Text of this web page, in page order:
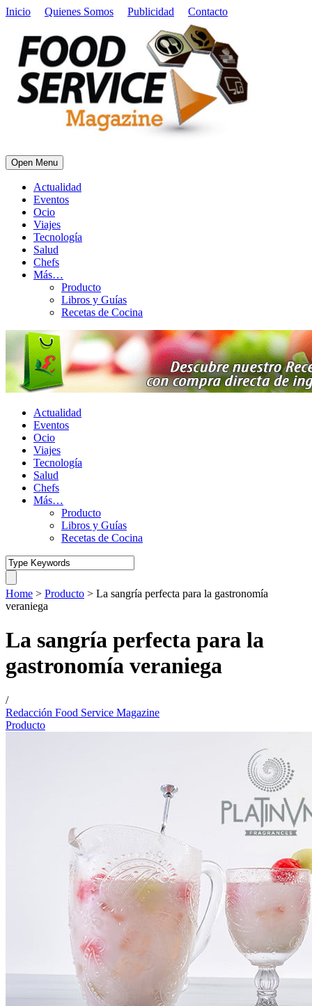
Inicio Quienes Somos Publicidad Contacto
Open Menu
Actualidad
Eventos
Ocio
Viajes
Tecnología
Salud
Chefs
Más…
Producto
Libros y Guías
Recetas de Cocina
Actualidad
Eventos
Ocio
Viajes
Tecnología
Salud
Chefs
Más…
Producto
Libros y Guías
Recetas de Cocina
Home > Producto > La sangría perfecta para la gastronomía
veraniega
La sangría perfecta para la
gastronomía veraniega
/
Redacción Food Service Magazine
Producto